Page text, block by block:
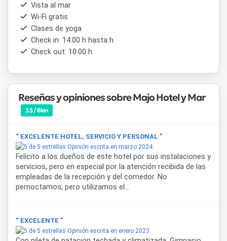
Vista al mar
Wi-Fi gratis
Clases de yoga
Check in: 14:00 h hasta h
Check out: 10:00 h
Reseñas y opiniones sobre Majo Hotel y Mar
3.5 / Bien
“ EXCELENTE HOTEL, SERVICIO Y PERSONAL ”
Opinión escrita en marzo 2024
Felicito a los dueños de este hotel por sus instalaciones y
servicios, pero en especial por la atención recibida de las
empleadas de la recepción y del comedor. No
pernoctamos, pero utilizamos el...
“ EXCELENTE ”
Opinión escrita en enero 2023